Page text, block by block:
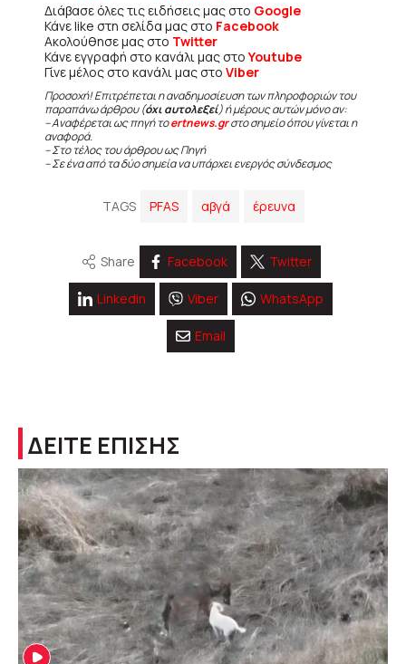
Διάβασε όλες τις ειδήσεις μας στο Google
Κάνε like στη σελίδα μας στο Facebook
Ακολούθησε μας στο Twitter
Κάνε εγγραφή στο κανάλι μας στοYoutube
Γίνε μέλος στο κανάλι μας στο Viber
Προσοχή! Επιτρέπεται η αναδημοσίευση των πληροφοριών του
παραπάνω άρθρου (όχι αυτολεξεί) ή μέρους αυτών μόνο αν:
– Αναφέρεται ως πηγή τοertnews.grστο σημείο όπου γίνεται η
αναφορά.
– Στο τέλος του άρθρου ως Πηγή
– Σε ένα από τα δύο σημεία να υπάρχει ενεργός σύνδεσμος
TAGS PFAS αβγά έρευνα
Share Facebook Twitter
Linkedin Viber WhatsApp
Email
ΔΕΙΤΕ ΕΠΙΣΗΣ